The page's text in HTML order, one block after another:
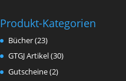
Produkt-Kategorien
Bücher(23)
GTGJ Artikel(30)
Gutscheine(2)